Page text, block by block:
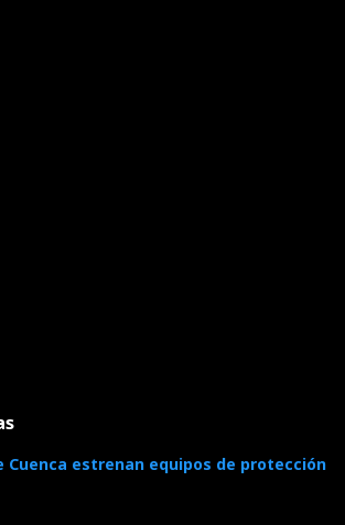
Cuenca estrenan equipos de protección